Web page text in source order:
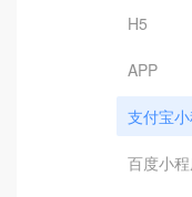
H5
APP
支付宝
百度小